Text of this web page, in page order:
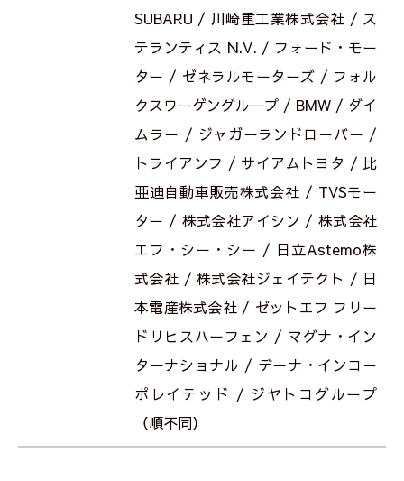
SUBARU / 川崎重工業株式会社 / ス
テランティス N.V. / フォード・モー
ター / ゼネラルモーターズ / フォル
クスワーゲングループ / BMW / ダイ
ムラー / ジャガーランドローバー /
トライアンフ / サイアムトヨタ / 比
亜迪自動車販売株式会社 / TVSモー
ター / 株式会社アイシン / 株式会社
エフ・シー・シー / 日立Astemo株
式会社 / 株式会社ジェイテクト / 日
本電産株式会社 / ゼットエフ フリー
ドリヒスハーフェン / マグナ・イン
ターナショナル / デーナ・インコー
ポレイテッド / ジヤトコグループ
（順不同）